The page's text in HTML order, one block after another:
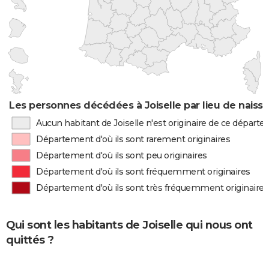
Les personnes décédées à Joiselle par lieu de
Aucun habitant de Joiselle n'est originaire de ce
Département d'où ils sont rarement originaires
Département d'où ils sont peu originaires
Département d'où ils sont fréquemment originaires
Département d'où ils sont très fréquemment originaires
Qui sont les habitants de Joiselle qui nous ont
quittés ?